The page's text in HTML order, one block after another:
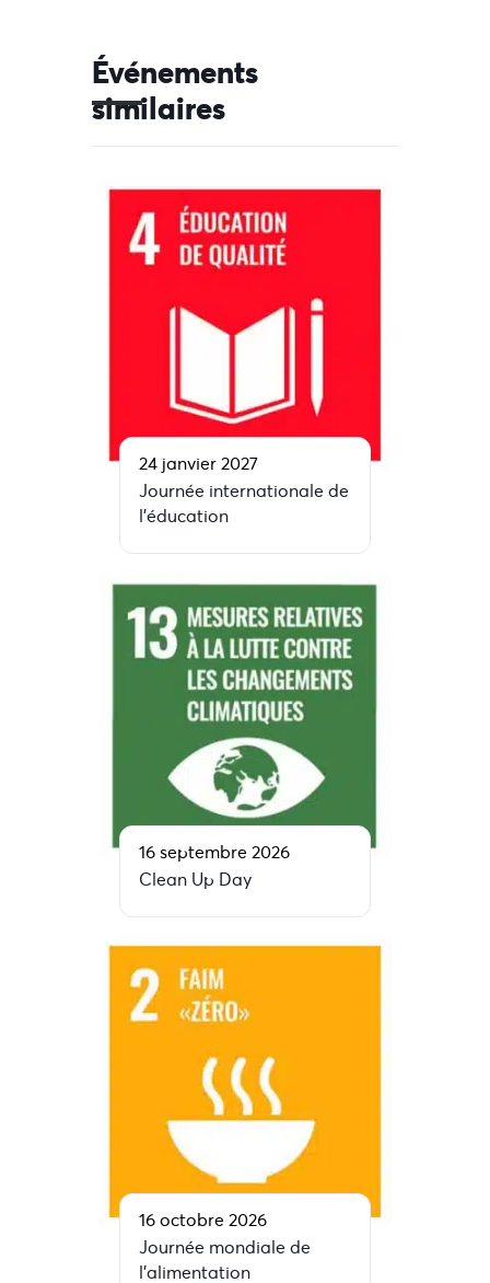
Événements
similaires
24 janvier 2027
Journée internationale de
l’éducation
16 septembre 2026
Clean Up Day
16 octobre 2026
Journée mondiale de
l’alimentation